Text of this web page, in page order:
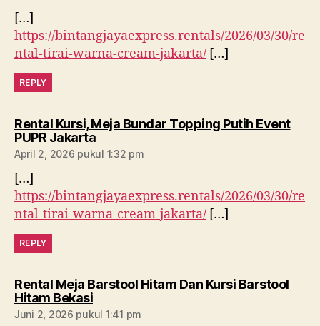
[…]
https://bintangjayaexpress.rentals/2026/03/30/re
ntal-tirai-warna-cream-jakarta/ […]
REPLY
Rental Kursi, Meja Bundar Topping Putih Event
PUPR Jakartaberkomentar:
April 2, 2026 pukul 1:32 pm
[…]
https://bintangjayaexpress.rentals/2026/03/30/re
ntal-tirai-warna-cream-jakarta/ […]
REPLY
Rental Meja Barstool Hitam Dan Kursi Barstool
Hitam Bekasiberkomentar:
Juni 2, 2026 pukul 1:41 pm